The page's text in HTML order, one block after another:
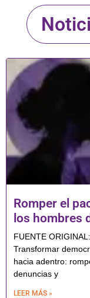
Romper el
los hombres
FUENTE
Transformar
hacia adentro:
denuncias y
LEER MÁS »